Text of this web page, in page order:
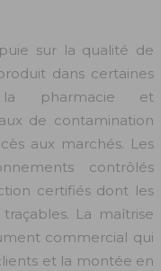
sur la qualité de
dans certaines
la pharmacie et
de contamination
aux marchés. Les
contrôlés
certifiés dont les
La maîtrise
commercial qui
et la montée en